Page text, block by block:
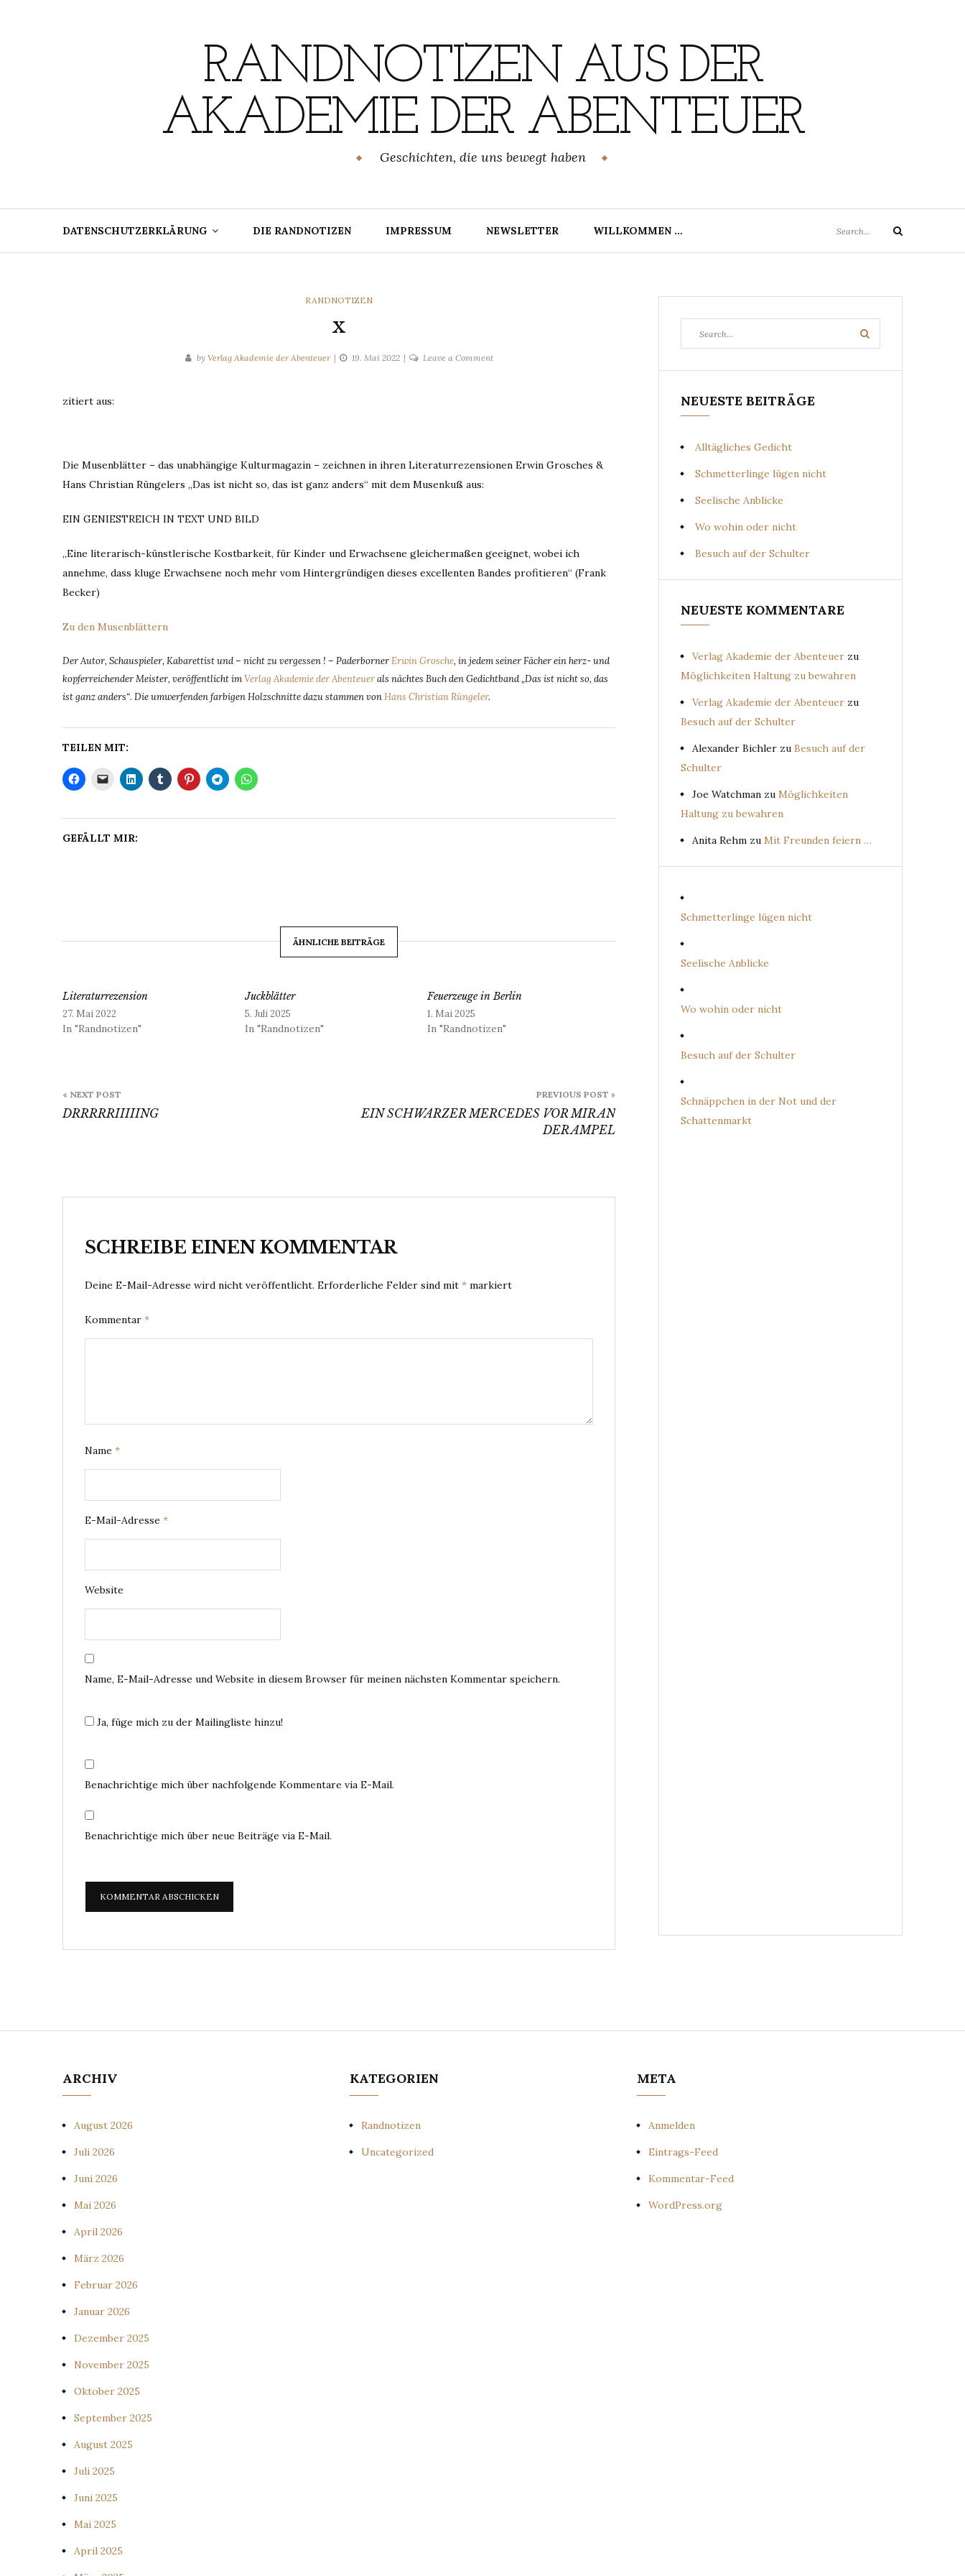
RANDNOTIZEN AUS DER
AKADEMIE DER ABENTEUER
Geschichten, die uns bewegt haben
DATENSCHUTZERKLÄRUNG DIE RANDNOTIZEN IMPRESSUM NEWSLETTER WILLKOMMEN …
for:
Search
CATEGORIES
RANDNOTIZEN
x
by Verlag Akademie der Abenteuer 19. Mai 2022 Leave a Commenton
zitiert aus:
Die Musenblätter – das unabhängige Kulturmagazin – zeichnen in ihren Literaturrezensionen Erwin Grosches &
Hans Christian Rüngelers „Das ist nicht so, das ist ganz anders“ mit dem Musenkuß aus:
EIN GENIESTREICH IN TEXT UND BILD
„Eine literarisch-künstlerische Kostbarkeit, für Kinder und Erwachsene gleichermaßen geeignet, wobei ich
annehme, dass kluge Erwachsene noch mehr vom Hintergründigen dieses excellenten Bandes profitieren“ (Frank
Becker)
Zu den Musenblättern
Der Autor, Schauspieler, Kabarettist und – nicht zu vergessen ! – PaderbornerErwin Grosche, in jedem seiner Fächer ein herz- und
kopferreichender Meister, veröffentlicht imVerlag Akademie der Abenteuerals nächtes Buch den Gedichtband „Das ist nicht so, das
ist ganz anders“. Die umwerfenden farbigen Holzschnitte dazu stammen vonHans Christian Rüngeler.
TEILEN MIT:
GEFÄLLT MIR:
ÄHNLICHE BEITRÄGE
Literaturrezension
27. Mai 2022
In "Randnotizen"
Juckblätter
5. Juli 2025
In "Randnotizen"
Feuerzeuge in Berlin
1. Mai 2025
In "Randnotizen"
PREVIOUS POST »
EIN SCHWARZER MERCEDES VOR MIR AN
DER AMPEL
« NEXT POST
DRRRRRIIIIING
SCHREIBE EINEN KOMMENTAR
Deine E-Mail-Adresse wird nicht veröffentlicht. Erforderliche Felder sind mit * markiert
Kommentar *
Name *
E-Mail-Adresse *
Website
Name, E-Mail-Adresse und Website in diesem Browser für meinen nächsten Kommentar speichern.
Ja, füge mich zu der Mailingliste hinzu!
Benachrichtige mich über nachfolgende Kommentare via E-Mail.
Benachrichtige mich über neue Beiträge via E-Mail.
for:
Search
NEUESTE BEITRÄGE
Alltägliches Gedicht
Schmetterlinge lügen nicht
Seelische Anblicke
Wo wohin oder nicht
Besuch auf der Schulter
NEUESTE KOMMENTARE
Verlag Akademie der Abenteuer zu
Möglichkeiten Haltung zu bewahren
Verlag Akademie der Abenteuer zu
Besuch auf der Schulter
Alexander Bichler zu Besuch auf der
Schulter
Joe Watchman zu Möglichkeiten
Haltung zu bewahren
Anita Rehm zu Mit Freunden feiern …
Schmetterlinge lügen nicht
Seelische Anblicke
Wo wohin oder nicht
Besuch auf der Schulter
Schnäppchen in der Not und der
Schattenmarkt
ARCHIV
August 2026
Juli 2026
Juni 2026
Mai 2026
April 2026
März 2026
Februar 2026
Januar 2026
Dezember 2025
November 2025
Oktober 2025
September 2025
August 2025
Juli 2025
Juni 2025
Mai 2025
April 2025
KATEGORIEN
Randnotizen
Uncategorized
META
Anmelden
Eintrags-Feed
Kommentar-Feed
WordPress.org